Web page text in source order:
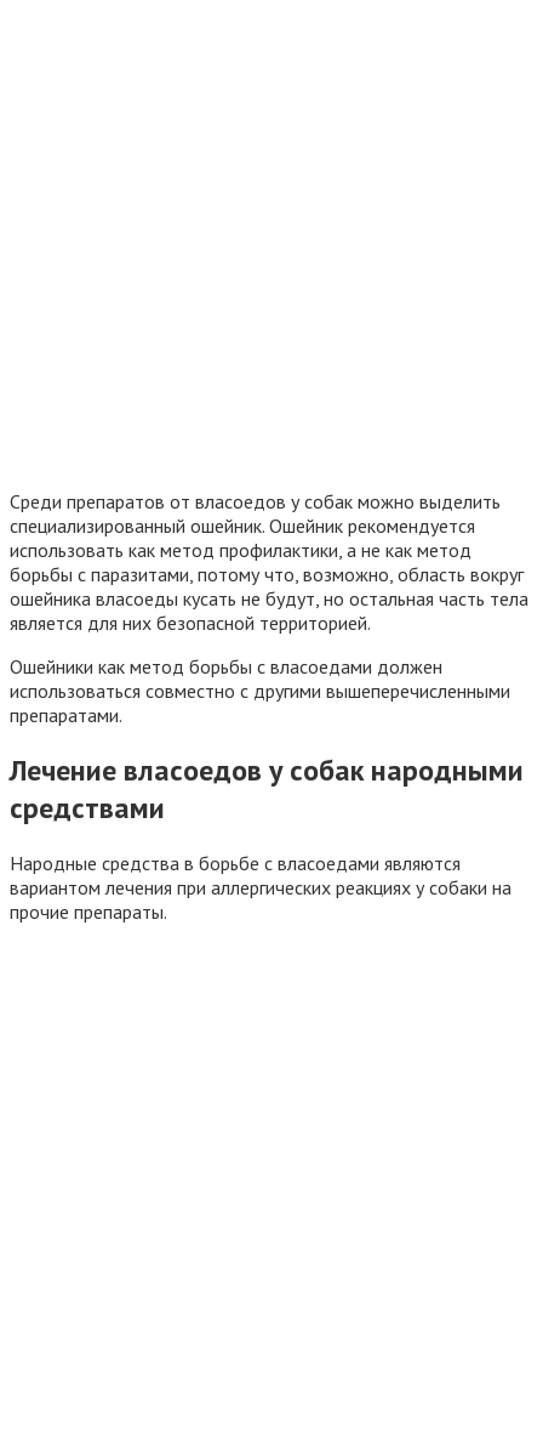
Среди препаратов от власоедов у собак можно выделить
специализированный ошейник. Ошейник рекомендуется
использовать как метод профилактики, а не как метод
борьбы с паразитами, потому что, возможно, область вокруг
ошейника власоеды кусать не будут, но остальная часть тела
является для них безопасной территорией.
Ошейники как метод борьбы с власоедами должен
использоваться совместно с другими вышеперечисленными
препаратами.
Лечение власоедов у собак народными
средствами
Народные средства в борьбе с власоедами являются
вариантом лечения при аллергических реакциях у собаки на
прочие препараты.